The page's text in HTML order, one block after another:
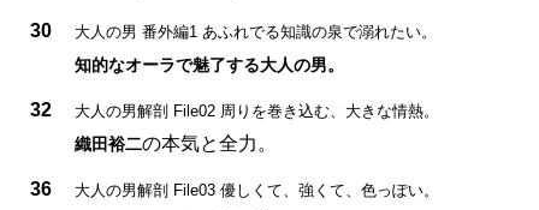
30 大人の男 番外編1 あふれでる知識の泉で溺れたい。
知的なオーラで魅了する大人の男。
32 大人の男解剖 File02 周りを巻き込む、大きな情熱。
織田裕二の本気と全力。
36 大人の男解剖 File03 優しくて、強くて、色っぽい。